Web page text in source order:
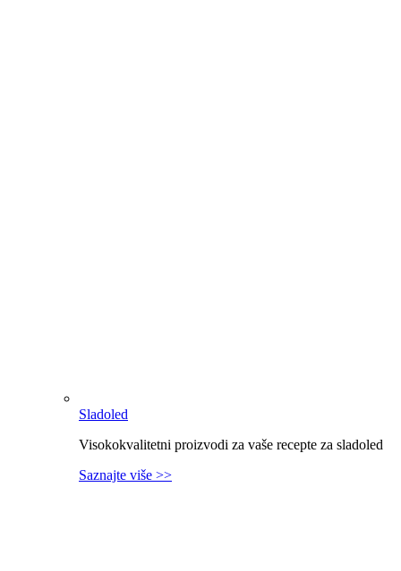
Sladoled
Visokokvalitetni proizvodi za vaše recepte za sladoled
Saznajte više >>